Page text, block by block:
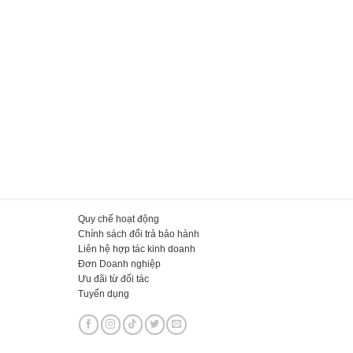
Quy chế hoạt động
Chính sách đổi trả bảo hành
Liên hệ hợp tác kinh doanh
Đơn Doanh nghiệp
Ưu đãi từ đối tác
Tuyển dụng